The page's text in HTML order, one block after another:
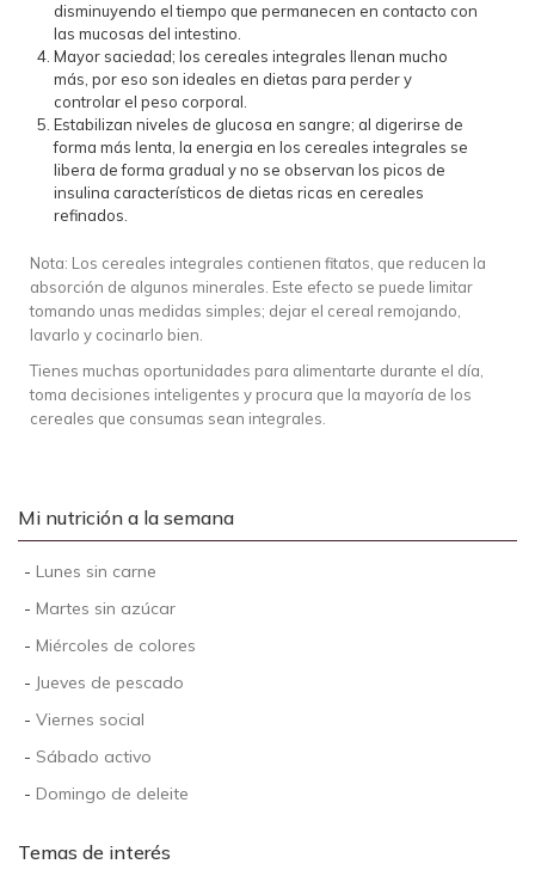
disminuyendo el tiempo que permanecen en contacto con
las mucosas del intestino.
Mayor saciedad; los cereales integrales llenan mucho
más, por eso son ideales en dietas para perder y
controlar el peso corporal.
Estabilizan niveles de glucosa en sangre; al digerirse de
forma más lenta, la energia en los cereales integrales se
libera de forma gradual y no se observan los picos de
insulina característicos de dietas ricas en cereales
refinados.
Nota: Los cereales integrales contienen fitatos, que reducen la
absorción de algunos minerales. Este efecto se puede limitar
tomando unas medidas simples; dejar el cereal remojando,
lavarlo y cocinarlo bien.
Tienes muchas oportunidades para alimentarte durante el día,
toma decisiones inteligentes y procura que la mayoría de los
cereales que consumas sean integrales.
Mi nutrición a la semana
- Lunes sin carne
- Martes sin azúcar
- Miércoles de colores
- Jueves de pescado
- Viernes social
- Sábado activo
- Domingo de deleite
Temas de interés